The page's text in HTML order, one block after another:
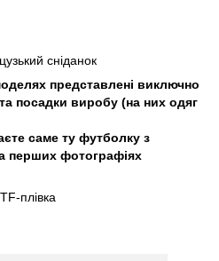
сніданок
представлені виключно
посадки виробу (на них одяг
саме ту футболку з
перших фотографіях
плівка